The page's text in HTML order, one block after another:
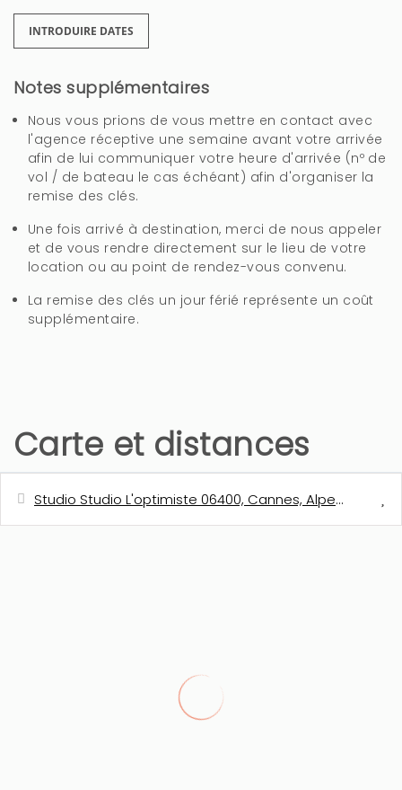
INTRODUIRE DATES
Notes supplémentaires
Nous vous prions de vous mettre en contact avec
l'agence réceptive une semaine avant votre arrivée
afin de lui communiquer votre heure d'arrivée (nº de
vol / de bateau le cas échéant) afin d'organiser la
remise des clés.
Une fois arrivé à destination, merci de nous appeler
et de vous rendre directement sur le lieu de votre
location ou au point de rendez-vous convenu.
La remise des clés un jour férié représente un coût
supplémentaire.
Carte et distances
Studio Studio L'optimiste 06400, Cannes, Alpes-